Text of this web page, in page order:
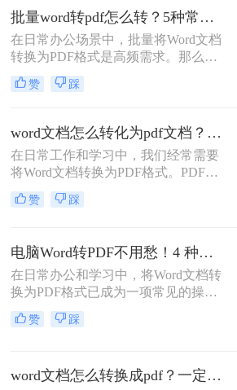
Word如何转PDF呢？本文将介绍四种
实用的Word转PDF的方法，帮助读者
轻松实现文档格式的转换。
批量word转pdf怎么转？5种常用方法详解！
在日常办公场景中，批量将Word文档
转换为PDF格式是高频需求。那么批
量word转pdf怎么转呢？本文从四种主
流转换方案，适合不同场景和用户需
赞 踩
word文档怎么转化为pdf文档？3 种实用转换方法，完美保留原文档格式！
在日常工作和学习中，我们经常需要
将Word文档转换为PDF格式。PDF文
件不仅格式稳定、兼容性强，还能保
持文档的原始布局和格式，使得文档
文档怎么转化为pdf文档，并给出多种
方法及其步骤。
赞 踩
电脑Word转PDF不用愁！4 种转换方法还能压缩文件体积！
在日常办公和学习中，将Word文档转
换为PDF格式已成为一项常见的操
作。PDF格式以其高度的兼容性、稳
定性和安全性，在文档分享、分发和
Word转换为PDF的方法。
赞 踩
word文档怎么转换成pdf？一定要试试这四种方法！